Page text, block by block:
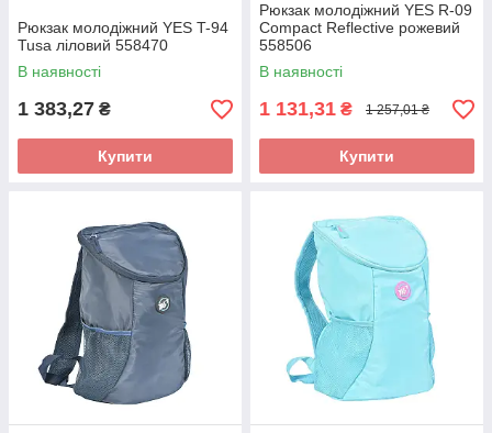
Рюкзак молодіжний YES T-94
Tusa ліловий 558470
В наявності
1 383,27 ₴
Купити
Рюкзак молодіжний YES R-09
Сompact Reflective рожевий
558506
В наявності
1 131,31 ₴ 1 257,01 ₴
Купити